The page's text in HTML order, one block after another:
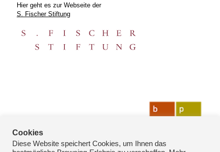
Hier geht es zur Webseite der
S. Fischer Stiftung
Cookies
Diese Website speichert Cookies, um Ihnen das